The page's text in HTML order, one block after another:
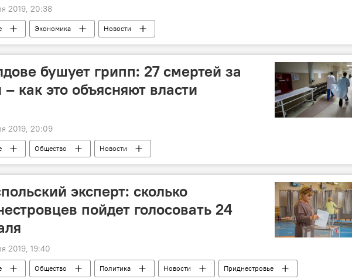
2019, 20:38
Экономика Новости
бушует грипп: 27 смертей за
– как это объясняют власти
2019, 20:09
Общество Новости
эксперт: сколько
пойдет голосовать 24
2019, 19:40
Общество Политика Новости
Приднестровье